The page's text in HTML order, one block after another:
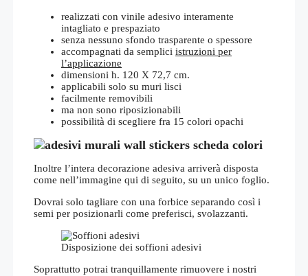
realizzati con vinile adesivo interamente
intagliato e prespaziato
senza nessuno sfondo trasparente o spessore
accompagnati da semplici istruzioni per
l’applicazione
dimensioni h. 120 X 72,7 cm.
applicabili solo su muri lisci
facilmente removibili
ma non sono riposizionabili
possibilità di scegliere fra 15 colori opachi
Inoltre l’intera decorazione adesiva arriverà disposta
come nell’immagine qui di seguito, su un unico foglio.
Dovrai solo tagliare con una forbice separando così i
semi per posizionarli come preferisci, svolazzanti.
Disposizione dei soffioni adesivi
Soprattutto potrai tranquillamente rimuovere i nostri